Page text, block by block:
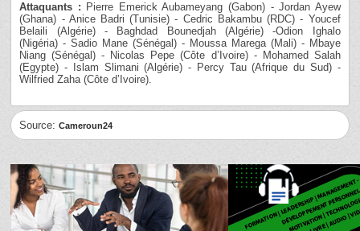
Attaquants : Pierre Emerick Aubameyang (Gabon) - Jordan Ayew
(Ghana) - Anice Badri (Tunisie) - Cedric Bakambu (RDC) - Youcef
Belaili (Algérie) - Baghdad Bounedjah (Algérie) -Odion Ighalo
(Nigéria) - Sadio Mane (Sénégal) - Moussa Marega (Mali) - Mbaye
Niang (Sénégal) - Nicolas Pepe (Côte d’Ivoire) - Mohamed Salah
(Egypte) - Islam Slimani (Algérie) - Percy Tau (Afrique du Sud) -
Wilfried Zaha (Côte d’Ivoire).
Source:Cameroun24